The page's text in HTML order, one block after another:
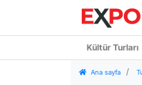
Kültür Turları
Ana sayfa